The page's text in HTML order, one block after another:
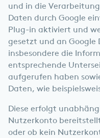
und in die
Daten durch Google
Plug-in aktiviert und
gesetzt und an
insbesondere die
entsprechende
aufgerufen haben
Daten, wie
Diese erfolgt
Nutzerkonto
oder ob kein